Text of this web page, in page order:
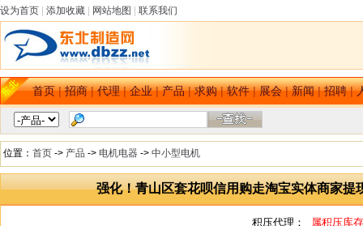
设为首页 添加收藏 网站地图 联系我们
首页|招商|代理|企业|产品|求购|软件|展会|新闻|招聘|
位置： 首页 -> 产品 -> 电机电器 -> 中小型电机
强化！青山区套花呗信用购走淘宝实体商家提
积压代理：
属积压库存